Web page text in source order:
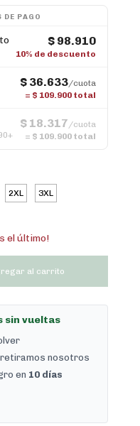
DE PAGO
$ 98.910
10% de descuento
$ 36.633/cuota
= $ 109.900 total
$ 18.317 /cuota
= $ 109.900 total
2XL 3XL
el último!
sin vueltas
nosotros
en 10 días